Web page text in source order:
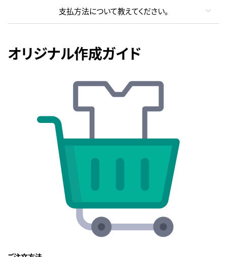
支払方法について教えてください。
オリジナル作成ガイド